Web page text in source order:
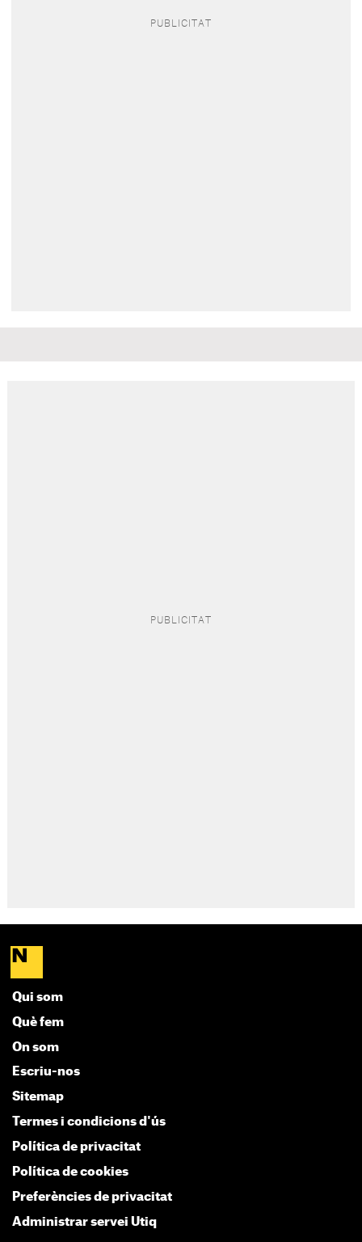
Qui som
Què fem
On som
Escriu-nos
Sitemap
Termes i condicions d'ús
Política de privacitat
Política de cookies
Preferències de privacitat
Administrar servei Utiq